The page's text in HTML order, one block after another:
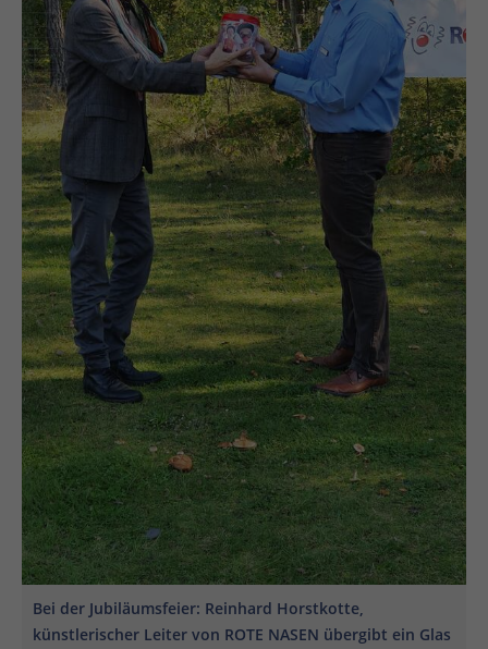
Bei der Jubiläumsfeier: Reinhard Horstkotte,
künstlerischer Leiter von ROTE NASEN übergibt ein Glas